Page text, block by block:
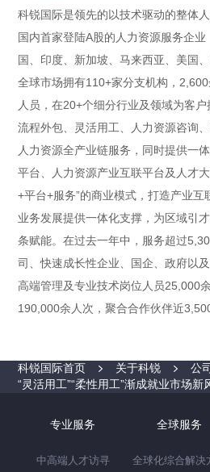
科锐国际是领先的以技术驱动的整体
国内首家登陆A股的人力资源服务企
国、印度、新加坡、马来西亚、美国
全球市场拥有110+家分支机构，
人员，在20+个细分行业及领域为客
流程外包、灵活用工、人力资源咨询
人力资源全产业链服务，同时提供一
平台、人力资源产业互联平台及人才
+平台+服务”的商业模式，打造产业
业务发展提供一体化支撑，为区域引
条赋能。在过去一年中，服务超过
司、快速成长性企业、国企、政府以
高端管理及专业技术岗位人员25,000
190,000余人次，聚合合作伙伴近3,500
科锐国际首页 关于科锐 公
“灵活用工”“柔性用工”渐成就业市场新
专业服务
中高端人才访寻
全球服务
全球化综合解决